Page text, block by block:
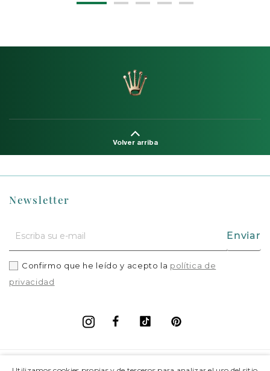
Volver arriba
Información
Newsletter
Enviar
Confirmo que he leído y acepto la política de
privacidad
FacebookVimeo
Instagram